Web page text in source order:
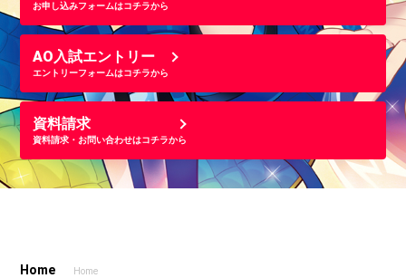
お申し込みフォームはコチラから
AO入試エントリー
エントリーフォームはコチラから
資料請求
資料請求・お問い合わせはコチラから
Home Home